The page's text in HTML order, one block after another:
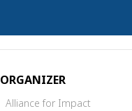
ORGANIZER
Alliance for Impact